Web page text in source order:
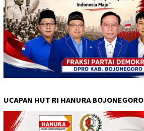
UCAPAN HUT RI HANURA BOJONEGORO